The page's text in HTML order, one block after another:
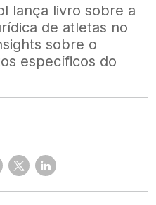
lança livro sobre a
de atletas no
sobre o
específicos do